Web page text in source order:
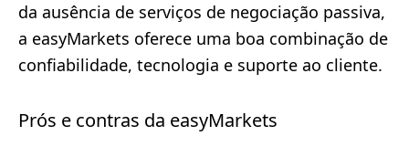
da ausência de serviços de negociação passiva,
a easyMarkets oferece uma boa combinação de
confiabilidade, tecnologia e suporte ao cliente.
Prós e contras da easyMarkets